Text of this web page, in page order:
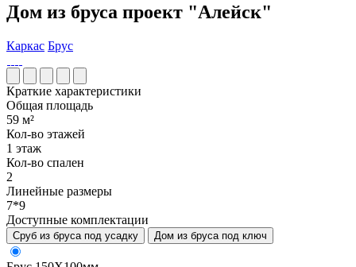
Дом из бруса проект "Алейск"
Каркас Брус
Краткие характеристики
Общая площадь
59 м²
Кол-во этажей
1 этаж
Кол-во спален
2
Линейные размеры
7*9
Доступные комплектации
Сруб из бруса под усадку Дом из бруса под ключ